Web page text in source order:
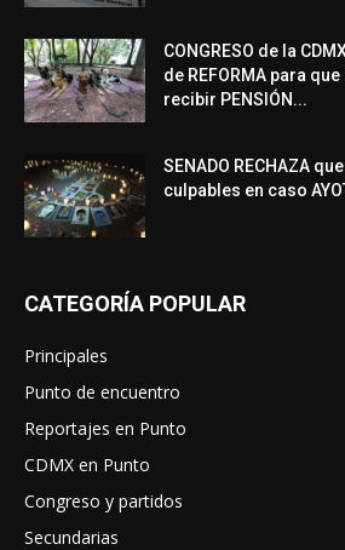
CONGRESO de la
de REFORMA para que
recibir PENSIÓN...
SENADO RECHAZA
culpables en caso
CATEGORÍA POPULAR
Principales
Punto de encuentro
Reportajes en Punto
CDMX en Punto
Congreso y partidos
Secundarias